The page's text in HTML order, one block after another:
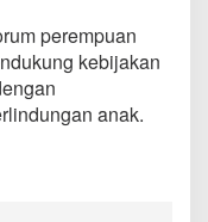
perempuan
kebijakan
anak.